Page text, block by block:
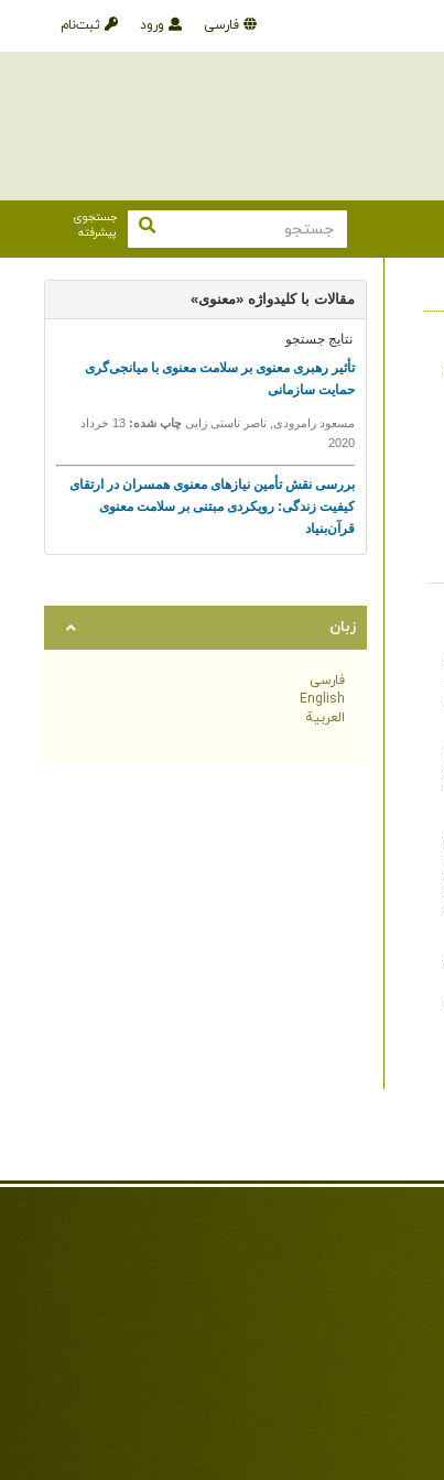
ثبت‌نام ورود فارسی
جستجوی
پیشرفته
زبان
فارسی
English
العربية